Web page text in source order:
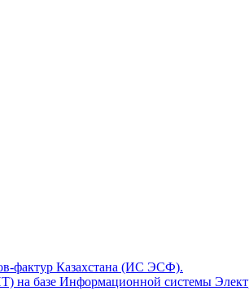
фактур Казахстана (ИС ЭСФ).
на базе Информационной системы